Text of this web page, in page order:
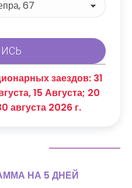
заездов: 31
15 Августа; 20
августа 2026 г.
НА 5 ДНЕЙ